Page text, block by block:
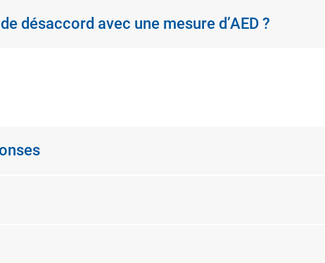
désaccord avec une mesure d’AED ?